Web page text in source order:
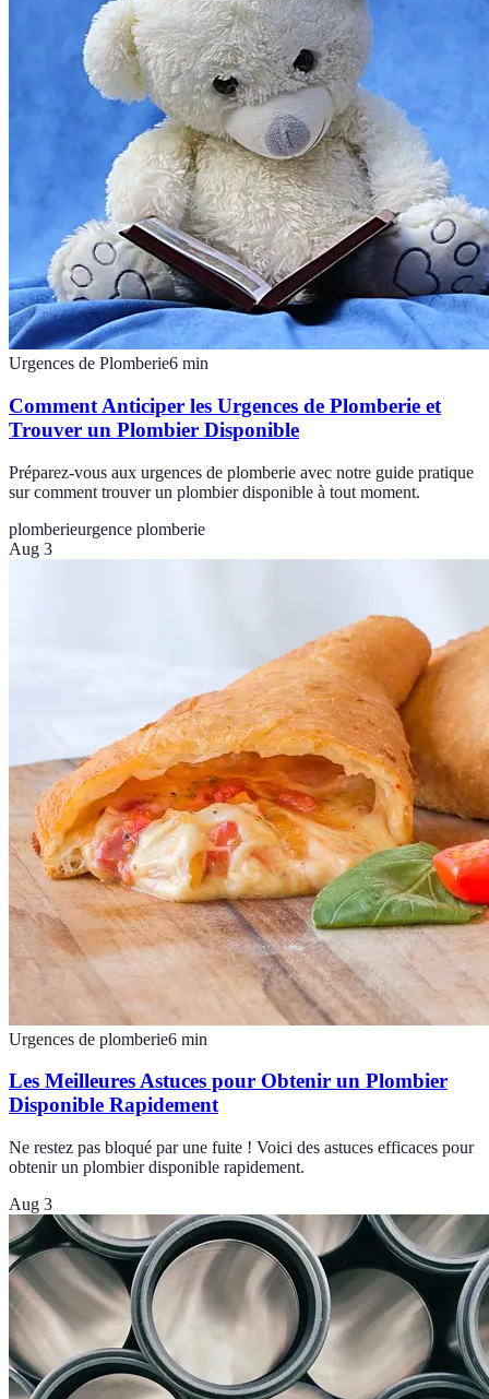
Urgences de Plomberie6 min
Comment Anticiper les Urgences de Plomberie et
Trouver un Plombier Disponible
Préparez-vous aux urgences de plomberie avec notre guide pratique
sur comment trouver un plombier disponible à tout moment.
plomberieurgence plomberie
Aug 3
Urgences de plomberie6 min
Les Meilleures Astuces pour Obtenir un Plombier
Disponible Rapidement
Ne restez pas bloqué par une fuite ! Voici des astuces efficaces pour
obtenir un plombier disponible rapidement.
Aug 3